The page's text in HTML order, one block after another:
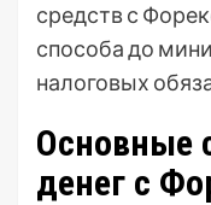
средств с
способа до
налоговых
Основные
денег с